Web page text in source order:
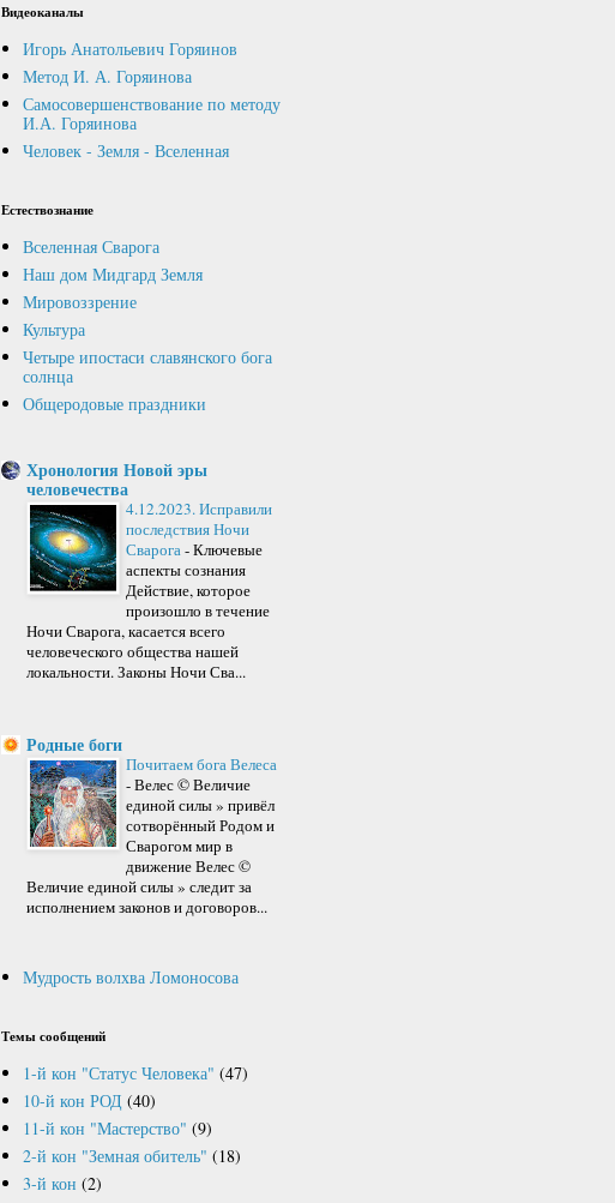
Видеоканалы
Игорь Анатольевич Горяинов
Метод И. А. Горяинова
Самосовершенствование по методу
И.А. Горяинова
Человек - Земля - Вселенная
Естествознание
Вселенная Сварога
Наш дом Мидгард Земля
Мировоззрение
Культура
Четыре ипостаси славянского бога
солнца
Общеродовые праздники
Хронология Новой эры
человечества
4.12.2023. Исправили
последствия Ночи
Сварога-Ключевые
аспекты сознания
Действие, которое
произошло в течение
Ночи Сварога, касается всего
человеческого общества нашей
локальности. Законы Ночи Сва...
Родные боги
Почитаем бога Велеса
-Велес © Величие
единой силы » привёл
сотворённый Родом и
Сварогом мир в
движение Велес ©
Величие единой силы » следит за
исполнением законов и договоров...
Мудрость волхва Ломоносова
Темы сообщений
1-й кон "Статус Человека" (47)
10-й кон РОД (40)
11-й кон "Мастерство" (9)
2-й кон "Земная обитель" (18)
3-й кон (2)